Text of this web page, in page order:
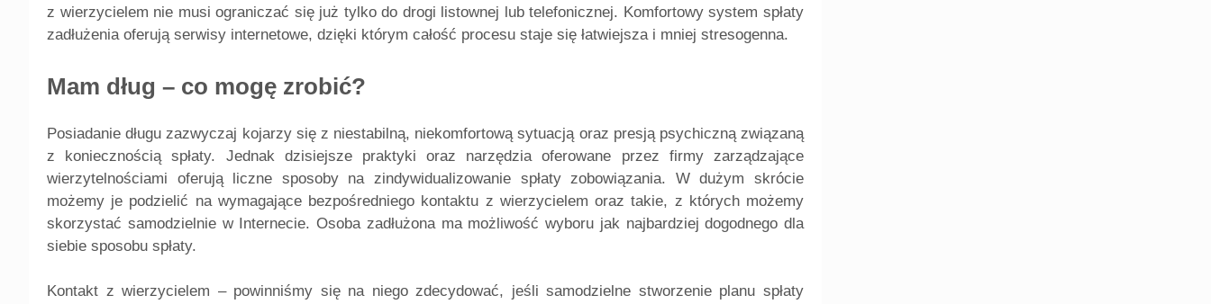
z wierzycielem nie musi ograniczać się już tylko do drogi listownej lub telefonicznej. Komfortowy system spłaty
zadłużenia oferują serwisy internetowe, dzięki którym całość procesu staje się łatwiejsza i mniej stresogenna.
Mam dług – co mogę zrobić?
Posiadanie długu zazwyczaj kojarzy się z niestabilną, niekomfortową sytuacją oraz presją psychiczną związaną
z koniecznością spłaty. Jednak dzisiejsze praktyki oraz narzędzia oferowane przez firmy zarządzające
wierzytelnościami oferują liczne sposoby na zindywidualizowanie spłaty zobowiązania. W dużym skrócie
możemy je podzielić na wymagające bezpośredniego kontaktu z wierzycielem oraz takie, z których możemy
skorzystać samodzielnie w Internecie. Osoba zadłużona ma możliwość wyboru jak najbardziej dogodnego dla
siebie sposobu spłaty.
Kontakt z wierzycielem – powinniśmy się na niego zdecydować, jeśli samodzielne stworzenie planu spłaty